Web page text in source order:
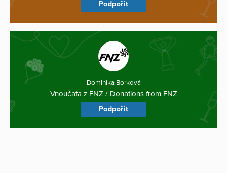
Podpořit
Dominika Borková
Vnoučata z FNZ / Donations from FNZ
Podpořit